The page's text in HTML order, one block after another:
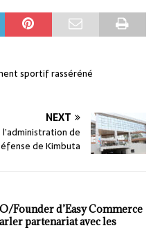
sportif rasséréné
NEXT
l’administration de
de Kimbuta
Founder d’Easy Commerce
partenariat avec les